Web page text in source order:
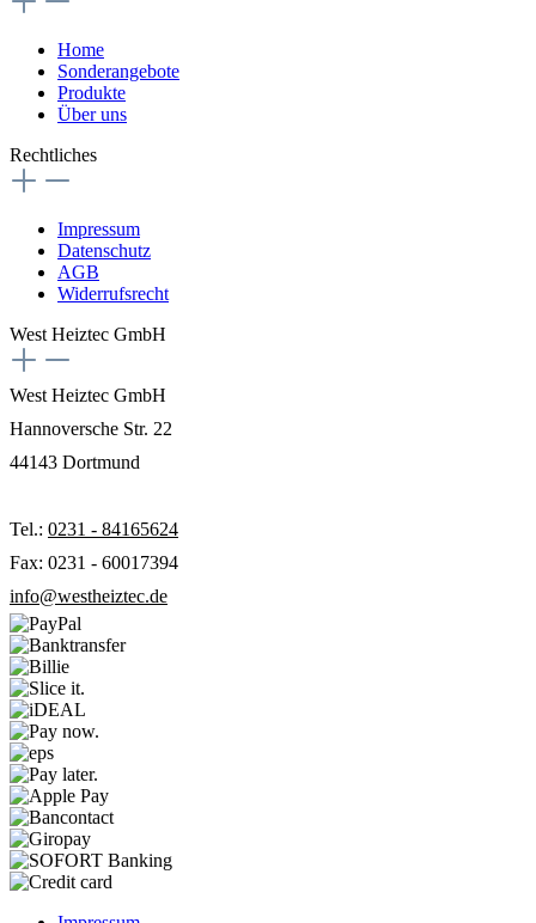
Home
Sonderangebote
Produkte
Über uns
Rechtliches
Impressum
Datenschutz
AGB
Widerrufsrecht
West Heiztec GmbH
West Heiztec GmbH
Hannoversche Str. 22
44143 Dortmund
Tel.: 0231 - 84165624
Fax: 0231 - 60017394
info@westheiztec.de